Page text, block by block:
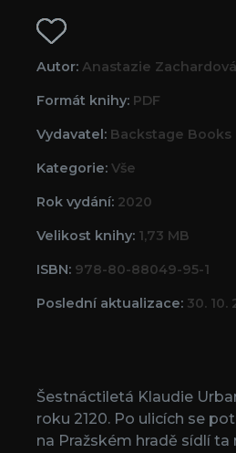
Autor: Anastazie Zachardová
Formát knihy: PDF
Vydavatel: Backstage Books
Kategorie: Vše
Rok vydání: 2020
Velikost knihy: 1,73 MB
ISBN: 978-80-88049-95-1
Poslední aktualizace: 30. 10.
Šestnáctiletá Klaudie
roku 2120. Po ulicích se
na Pražském hradě sídlí ta